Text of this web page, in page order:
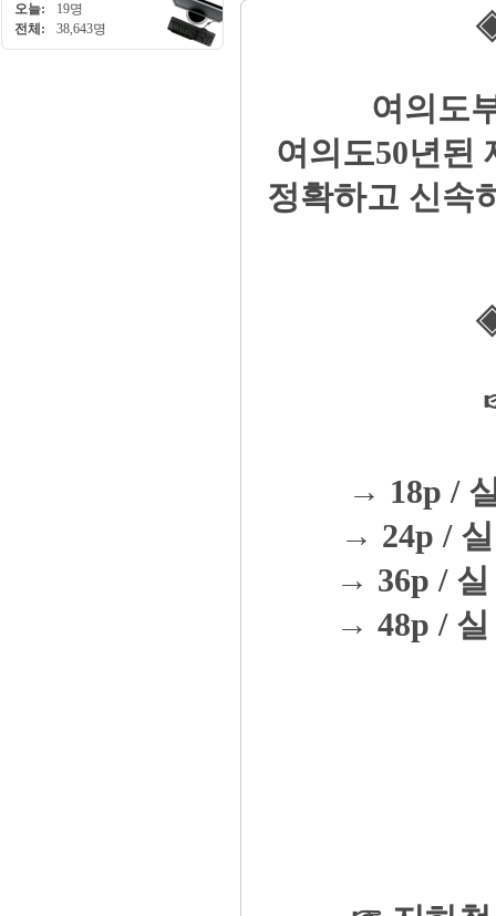
오늘:
19명
전체:
38,643명
여의도
여의도50년된
정확하고 신속
→ 18p /
→ 24p /
→ 36p / 실
→ 48p / 실